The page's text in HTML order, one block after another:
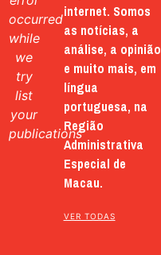
occurred
while
we
try
list
your
publications
internet. Somos
as notícias, a
análise, a opinião
e muito mais, em
língua
portuguesa, na
Região
Administrativa
Especial de
Macau.
VER TODAS